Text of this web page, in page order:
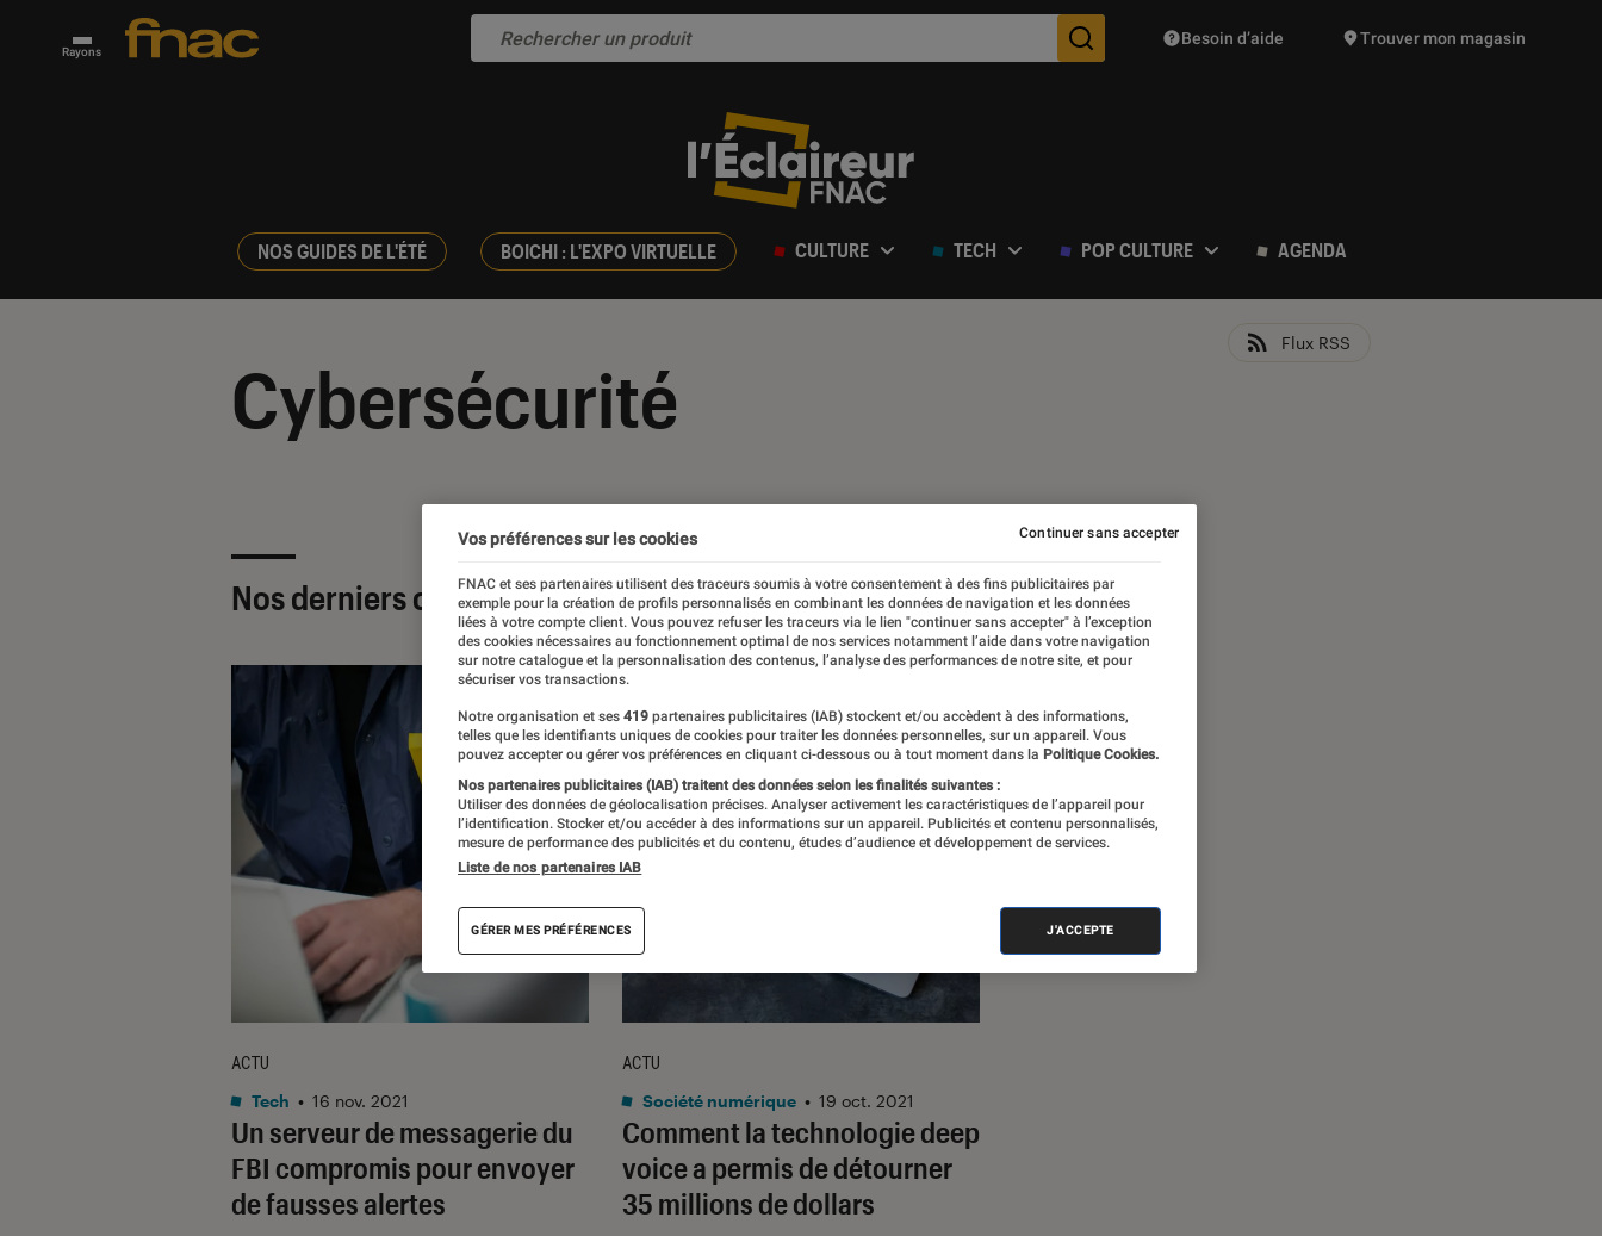
Rayons Des suggestions de produits vont vous être proposées
Besoin d’aide Trouver mon magasin
NOS GUIDES DE L'ÉTÉ BOICHI : L'EXPO VIRTUELLE CULTURE TECH POP CULTURE AGENDA
Cybersécurité
Flux RSS
Nos derniers contenus
Un serveur de messagerie du
FBI compromis pour envoyer
de fausses alertes
ACTU
Tech • 16 nov. 2021
Comment la technologiedeep
voicea permis de détourner
35 millions de dollars
ACTU
Société numérique • 19 oct. 2021
Vos préférences sur les cookies
FNAC et ses partenaires utilisent des traceurs soumis à votre consentement à des fins publicitaires par
exemple pour la création de profils personnalisés en combinant les données de navigation et les données
liées à votre compte client. Vous pouvez refuser les traceurs via le lien "continuer sans accepter" à l’exception
des cookies nécessaires au fonctionnement optimal de nos services notamment l’aide dans votre navigation
sur notre catalogue et la personnalisation des contenus, l’analyse des performances de notre site, et pour
sécuriser vos transactions.
Notre organisation et ses 419 partenaires publicitaires (IAB) stockent et/ou accèdent à des informations,
telles que les identifiants uniques de cookies pour traiter les données personnelles, sur un appareil. Vous
pouvez accepter ou gérer vos préférences en cliquant ci-dessous ou à tout moment dans la Politique Cookies.
Nos partenaires publicitaires (IAB) traitent des données selon les finalités suivantes :
Utiliser des données de géolocalisation précises. Analyser activement les caractéristiques de l’appareil pour
l’identification. Stocker et/ou accéder à des informations sur un appareil. Publicités et contenu personnalisés,
mesure de performance des publicités et du contenu, études d’audience et développement de services.
Liste de nos partenaires IAB
GÉRER MES PRÉFÉRENCES J'ACCEPTE
Continuer sans accepter